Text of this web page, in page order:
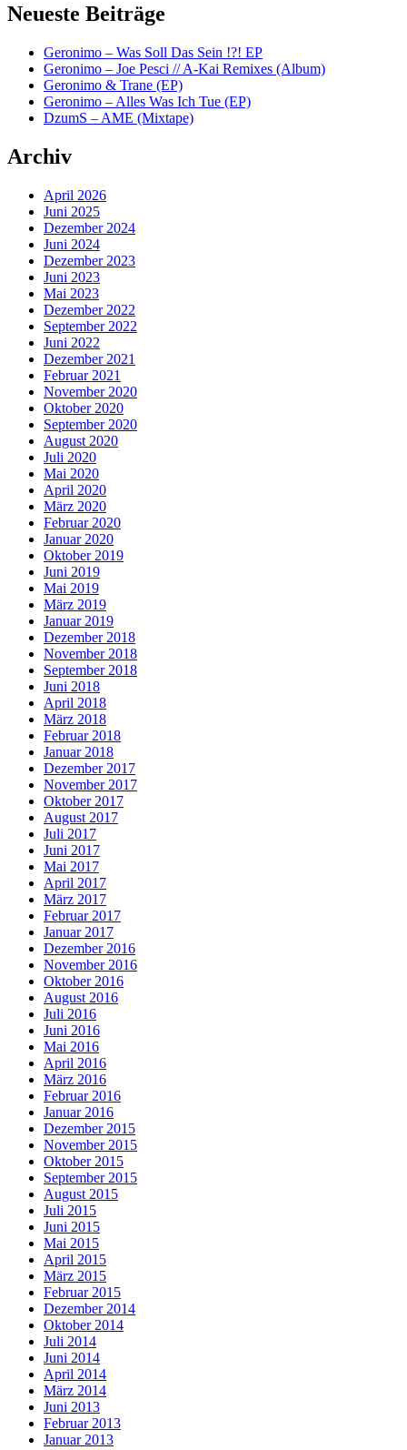
Neueste Beiträge
Geronimo – Was Soll Das Sein !?! EP
Geronimo – Joe Pesci // A-Kai Remixes (Album)
Geronimo & Trane (EP)
Geronimo – Alles Was Ich Tue (EP)
DzumS – AME (Mixtape)
Archiv
April 2026
Juni 2025
Dezember 2024
Juni 2024
Dezember 2023
Juni 2023
Mai 2023
Dezember 2022
September 2022
Juni 2022
Dezember 2021
Februar 2021
November 2020
Oktober 2020
September 2020
August 2020
Juli 2020
Mai 2020
April 2020
März 2020
Februar 2020
Januar 2020
Oktober 2019
Juni 2019
Mai 2019
März 2019
Januar 2019
Dezember 2018
November 2018
September 2018
Juni 2018
April 2018
März 2018
Februar 2018
Januar 2018
Dezember 2017
November 2017
Oktober 2017
August 2017
Juli 2017
Juni 2017
Mai 2017
April 2017
März 2017
Februar 2017
Januar 2017
Dezember 2016
November 2016
Oktober 2016
August 2016
Juli 2016
Juni 2016
Mai 2016
April 2016
März 2016
Februar 2016
Januar 2016
Dezember 2015
November 2015
Oktober 2015
September 2015
August 2015
Juli 2015
Juni 2015
Mai 2015
April 2015
März 2015
Februar 2015
Dezember 2014
Oktober 2014
Juli 2014
Juni 2014
April 2014
März 2014
Juni 2013
Februar 2013
Januar 2013